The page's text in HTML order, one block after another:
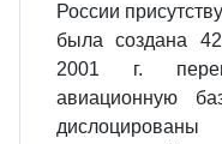
России
была создана
2001 г.
авиационную